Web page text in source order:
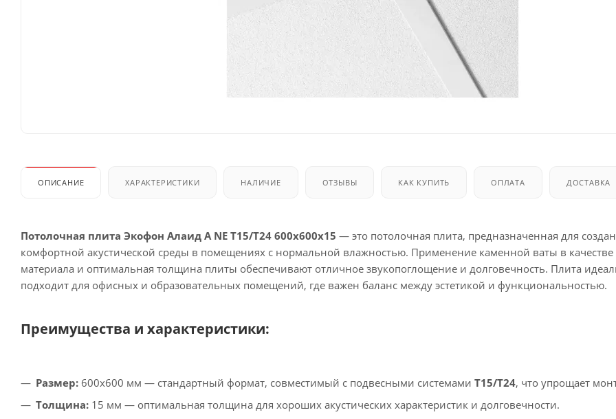
ОПИСАНИЕ ХАРАКТЕРИСТИКИ НАЛИЧИЕ ОТЗЫВЫ КАК КУПИТЬ ОПЛАТА ДОСТАВКА
Потолочная плита Экофон Алаид А NE T15/T24 600x600x15 — это потолочная плита, предназначенная для
комфортной акустической среды в помещениях с нормальной влажностью. Применение каменной ваты в качестве
материала и оптимальная толщина плиты обеспечивают отличное звукопоглощение и долговечность. Плита
подходит для офисных и образовательных помещений, где важен баланс между эстетикой и функциональностью.
Преимущества и характеристики:
Размер: 600x600 мм — стандартный формат, совместимый с подвесными системами T15/T24, что упрощает
Толщина: 15 мм — оптимальная толщина для хороших акустических характеристик и долговечности.